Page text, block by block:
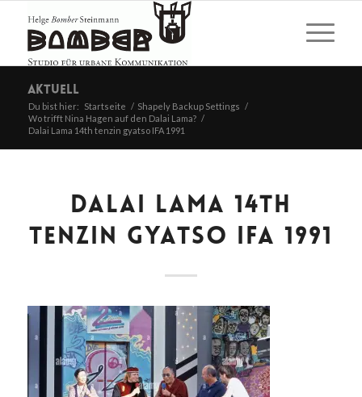
Aktuell
Du bist hier: Startseite / Shapely Backup Settings /
Wo trifft Nina Hagen auf den Dalai Lama? /
Dalai Lama 14th tenzin gyatso IFA 1991
DALAI LAMA 14TH
TENZIN GYATSO IFA 1991